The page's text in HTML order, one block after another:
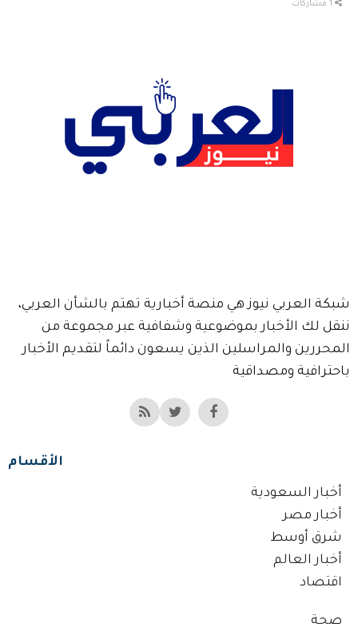
شبكة العربي نيوز هي منصة أخبارية تهتم بالشأن العربي،
ننقل لك الأخبار بموضوعية وشفافية عبر مجموعة من
المحررين والمراسلين الذين يسعون دائماً لتقديم الأخبار
باحترافية ومصداقية
الأقسام
أخبار السعودية
أخبار مصر
شرق أوسط
أخبار العالم
اقتصاد
صحة